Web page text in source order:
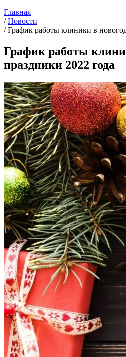
Главная
/Новости
/График работы клиники в
График работы
праздники 2022 года